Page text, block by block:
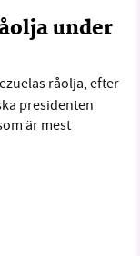
under
råolja, efter
presidenten
är mest